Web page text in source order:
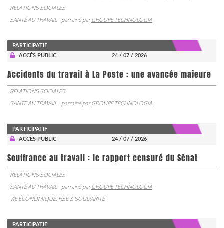
RELATIONS SOCIALES
SANTÉ AU TRAVAIL
parrainé parGROUPE TECHNOLOGIA
PARTICIPATIF
ACCÈS PUBLIC
24 / 07 / 2026
Accidents du travail à La Poste : une avancée majeure
RELATIONS SOCIALES
SANTÉ AU TRAVAIL
parrainé parGROUPE TECHNOLOGIA
PARTICIPATIF
ACCÈS PUBLIC
24 / 07 / 2026
Souffrance au travail : le rapport censuré du Sénat
RELATIONS SOCIALES
SANTÉ AU TRAVAIL
parrainé parGROUPE TECHNOLOGIA
VIE ÉCONOMIQUE, RSE & SOLIDARITÉ
PARTICIPATIF